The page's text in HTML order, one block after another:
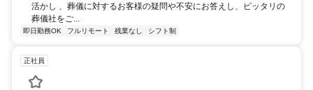
活かし 、葬儀に対するお客様の疑問や不安にお答えし、ピッタリの
葬儀社をご...
即日勤務OK フルリモート 残業なし シフト制
正社員